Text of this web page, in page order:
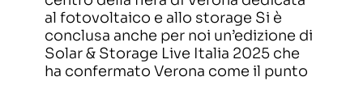
al fotovoltaico e allo storage Si è
conclusa anche per noi un’edizione di
Solar & Storage Live Italia 2025 che
ha confermato Verona come il punto